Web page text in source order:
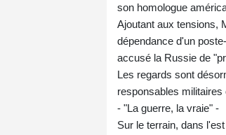
son homologue
Ajoutant aux tensions,
dépendance d'un
accusé la Russie de
Les regards sont
responsables
- "La guerre, la vraie" -
Sur le terrain, dans